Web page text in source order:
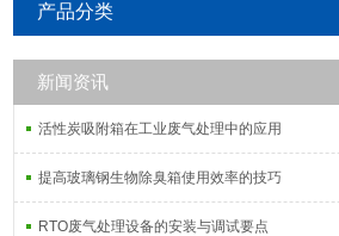
产品分类
新闻资讯
活性炭吸附箱在工业废气处理中的应用
提高玻璃钢生物除臭箱使用效率的技巧
RTO废气处理设备的安装与调试要点